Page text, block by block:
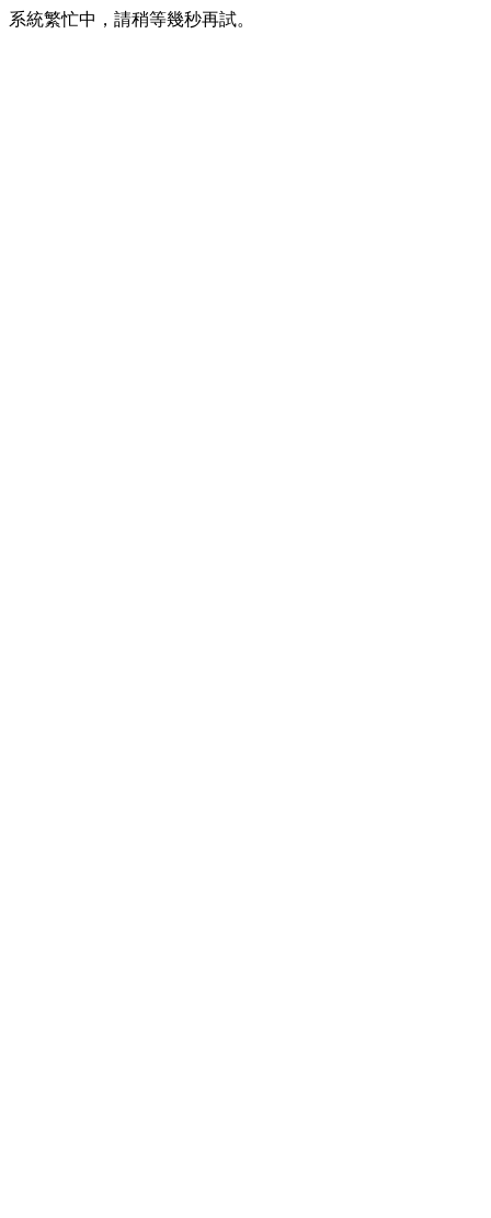
系統繁忙中，請稍等幾秒再試。